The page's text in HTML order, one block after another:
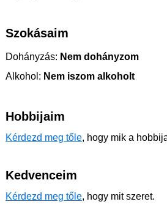
Szokásaim
Dohányzás: Nem dohányzom
Alkohol: Nem iszom alkoholt
Hobbijaim
Kérdezd meg tőle, hogy mik a
Kedvenceim
Kérdezd meg tőle, hogy mit szeret.